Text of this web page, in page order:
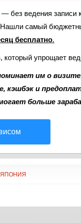
ЭМБРАЕР ERJ
ЭМБРАЕР E-JET
ИЛ
COMAC
ИРКУТ МС
— без ведения
Нашли самый
бесплатно.
который упрощает
им о
кэшбэк и
больше
ЯПОНИЯ